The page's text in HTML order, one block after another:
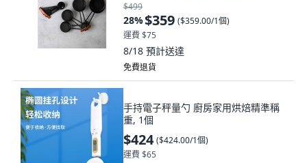
$499
28%$359 ($359.00/1個)
運費 $75
8/18 預計送達
免費退貨
手持電子秤量勺 廚房家用烘焙精準稱
重, 1個
$424 ($424.00/1個)
運費 $65